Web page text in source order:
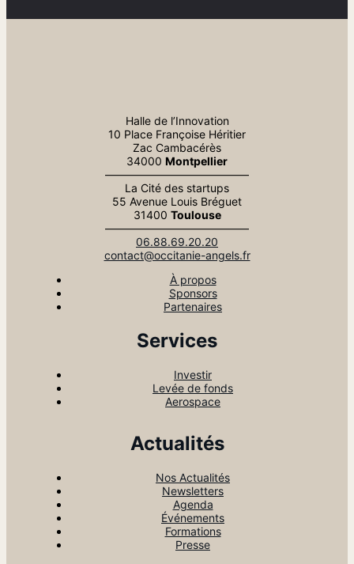
Halle de l’Innovation
10 Place Françoise Héritier
Zac Cambacérès
34000 Montpellier
—————————————
La Cité des startups
55 Avenue Louis Bréguet
31400 Toulouse
—————————————
06.88.69.20.20
contact@occitanie-angels.fr
À propos
Sponsors
Partenaires
Services
Investir
Levée de fonds
Aerospace
Actualités
Nos Actualités
Newsletters
Agenda
Événements
Formations
Presse